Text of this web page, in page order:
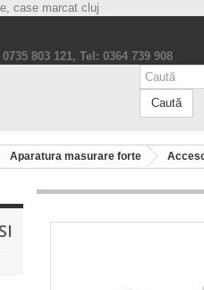
803 121, Tel: 0364 739 908
Caută
Aparatura masurare forte